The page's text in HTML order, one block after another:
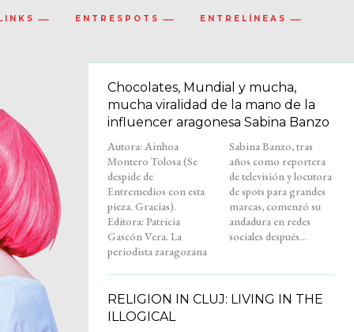
ENTRESPOTS ENTRELÍNEAS
Chocolates, Mundial y mucha,
mucha viralidad de la mano de la
influencer aragonesa Sabina Banzo
Autora: Ainhoa
Montero Tolosa (Se
despide de
Entremedios con esta
pieza. Gracias).
Editora: Patricia
Gascón Vera. La
periodista zaragozana
Sabina Banzo, tras
años como reportera
de televisión y locutora
de spots para grandes
marcas, comenzó su
andadura en redes
sociales después...
RELIGION IN CLUJ: LIVING IN THE
ILLOGICAL